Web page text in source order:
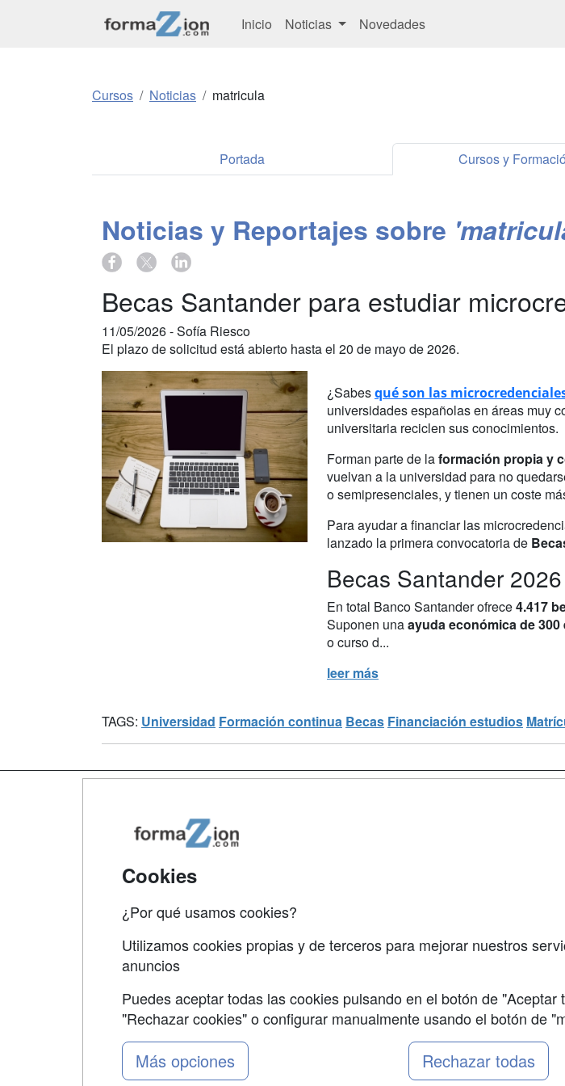
Inicio Noticias Novedades
Cursos Noticias matricula
Portada Cursos y
Noticias y Reportajes sobre
Becas Santander para estudiar
11/05/2026 -Sofía Riesco
El plazo de solicitud está abierto hasta el 20 de mayo de 2026.
¿Sabesqué son las
universidades españolas en áreas muy
universitaria reciclen sus conocimientos.
Forman parte de laformación propia y
vuelvan a la universidad para no
o semipresenciales, y tienen un coste
Para ayudar a financiar las
lanzado la primera convocatoria de
Becas Santander
En total Banco Santander ofrece4.417
Suponen unaayuda económica de 300
o curso d...
leer más
TAGS: Universidad Formación continua Becas Financiación estudios
Grupo formazion:
Cookies
¿Por qué usamos cookies?
Utilizamos cookies propias y de terceros para mejorar nuestros
anuncios
Puedes aceptar todas las cookies pulsando en el botón de
"Rechazar cookies" o configurar manualmente usando el botón de
Más opciones Rechazar todas